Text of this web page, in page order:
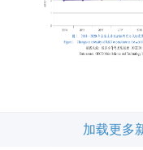
加载更多